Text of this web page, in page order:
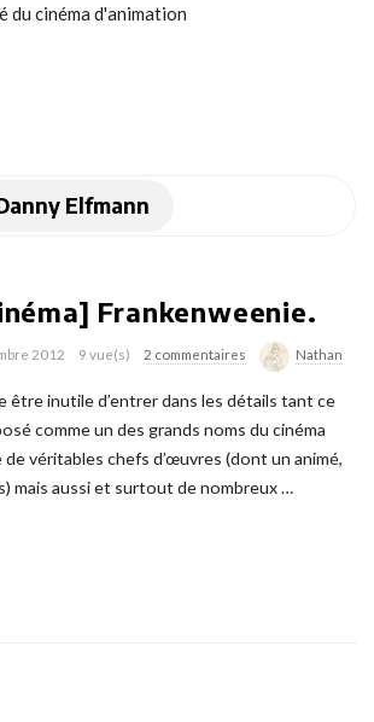
du cinéma d'animation
Elfmann
Frankenweenie.
2012 9 vue(s) 2 commentaires Nathan
être inutile d’entrer dans les détails tant ce
comme un des grands noms du cinéma
véritables chefs d’œuvres (dont un animé,
mais aussi et surtout de nombreux…